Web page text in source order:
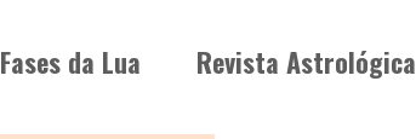
Fases da Lua Revista Astrológica